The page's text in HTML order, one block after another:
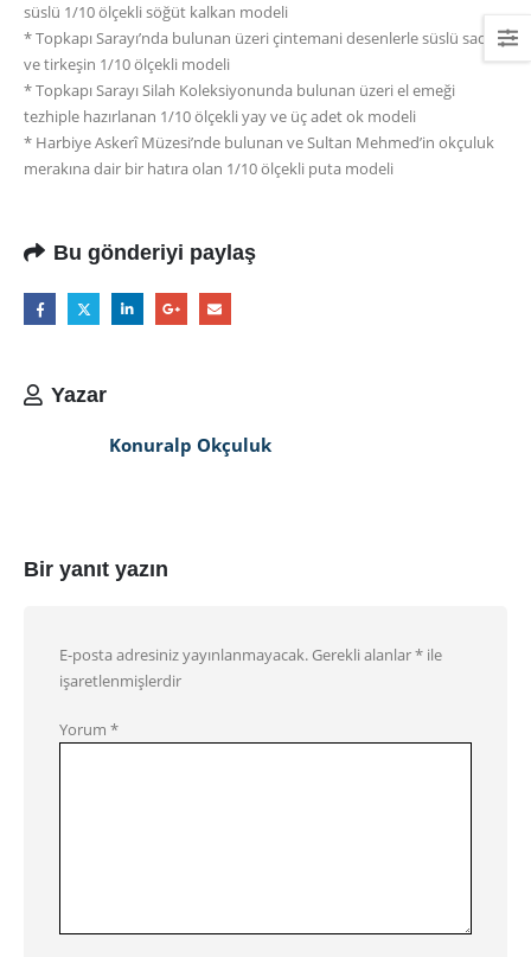
süslü 1/10 ölçekli söğüt kalkan modeli
* Topkapı Sarayı’nda bulunan üzeri çintemani desenlerle süslü sadak
ve tirkeşin 1/10 ölçekli modeli
* Topkapı Sarayı Silah Koleksiyonunda bulunan üzeri el emeği
tezhiple hazırlanan 1/10 ölçekli yay ve üç adet ok modeli
* Harbiye Askerî Müzesi’nde bulunan ve Sultan Mehmed’in okçuluk
merakına dair bir hatıra olan 1/10 ölçekli puta modeli
Bu gönderiyi paylaş
Yazar
Konuralp Okçuluk
Bir yanıt yazın
E-posta adresiniz yayınlanmayacak. Gerekli alanlar* ile
işaretlenmişlerdir
Yorum *